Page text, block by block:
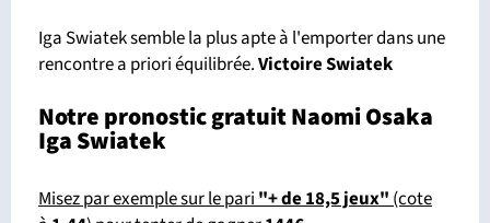
Iga Swiatek semble la plus apte à l'emporter dans une
rencontre a priori équilibrée.Victoire Swiatek
Notre pronostic gratuit Naomi Osaka
Iga Swiatek
Misez par exemple sur le pari"+ de 18,5 jeux"(cote